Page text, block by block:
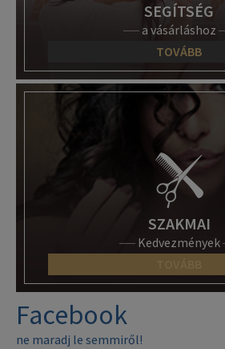
SEGÍTSÉG
a vásárláshoz
TOVÁBB
SZAKMAI
Kedvezmények
Facebook
ne maradj le semmiről!